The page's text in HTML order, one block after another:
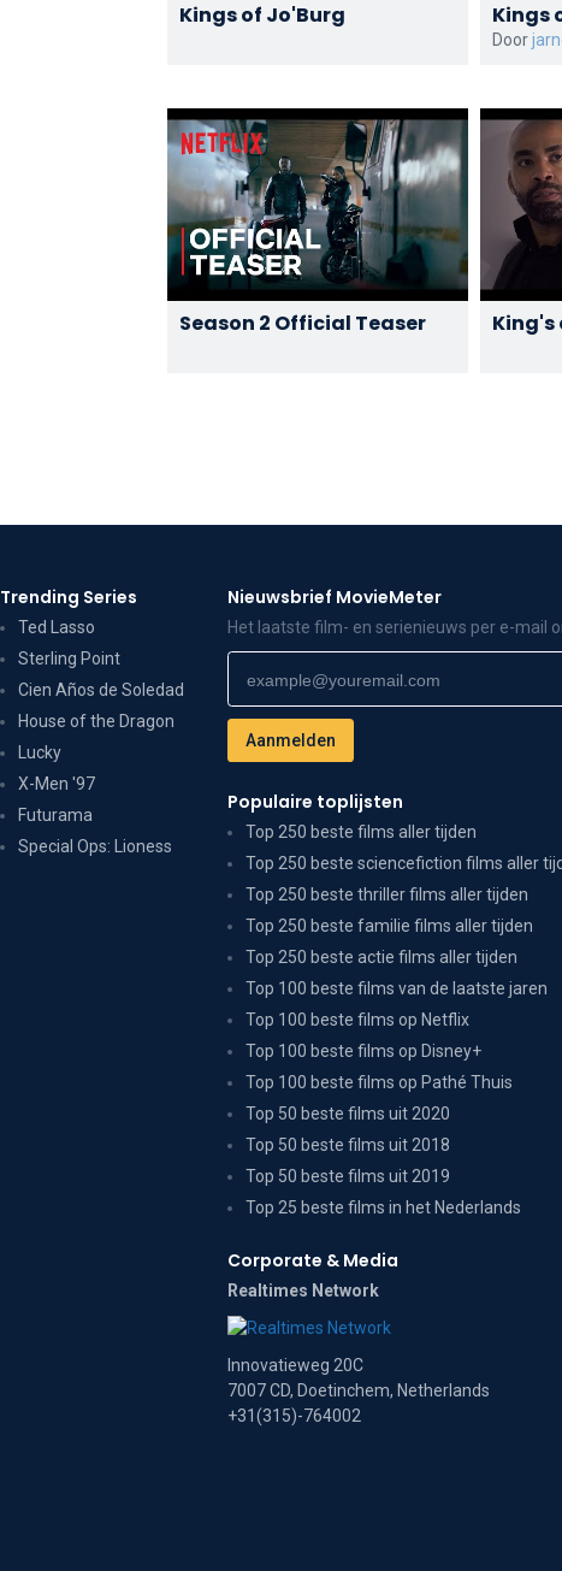
Kings of Jo'Burg
Kings
Door
Season 2 Official Teaser
King's
Trending Series
Ted Lasso
Sterling Point
Cien Años de Soledad
House of the Dragon
Lucky
X-Men '97
Futurama
Special Ops: Lioness
Nieuwsbrief MovieMeter
Het laatste film- en serienieuws per e-mail
Populaire toplijsten
Top 250 beste films aller tijden
Top 250 beste sciencefiction films aller
Top 250 beste thriller films aller tijden
Top 250 beste familie films aller tijden
Top 250 beste actie films aller tijden
Top 100 beste films van de laatste jaren
Top 100 beste films op Netflix
Top 100 beste films op Disney+
Top 100 beste films op Pathé Thuis
Top 50 beste films uit 2020
Top 50 beste films uit 2018
Top 50 beste films uit 2019
Top 25 beste films in het Nederlands
Corporate & Media
Realtimes Network
Innovatieweg 20C
7007 CD, Doetinchem, Netherlands
+31(315)-764002